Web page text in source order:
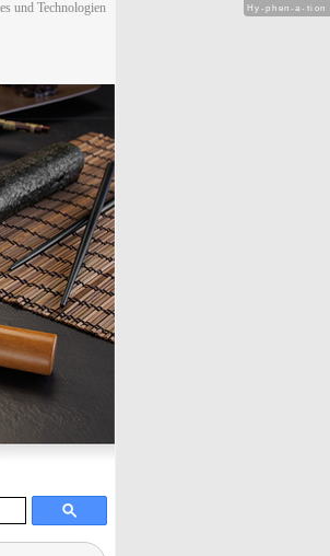
und Technologien
Hy-phen-a-tion